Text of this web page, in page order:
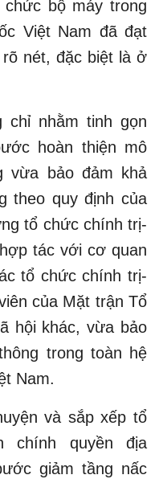
bộ máy trong
Việt Nam đã đạt
nét, đặc biệt là ở
chỉ nhằm tinh gọn
hoàn thiện mô
vừa bảo đảm khả
theo quy định của
tổ chức chính trị-
tác với cơ quan
tổ chức chính trị-
của Mặt trận Tổ
hội khác, vừa bảo
trong toàn hệ
Nam.
và sắp xếp tổ
chính quyền địa
giảm tầng nấc